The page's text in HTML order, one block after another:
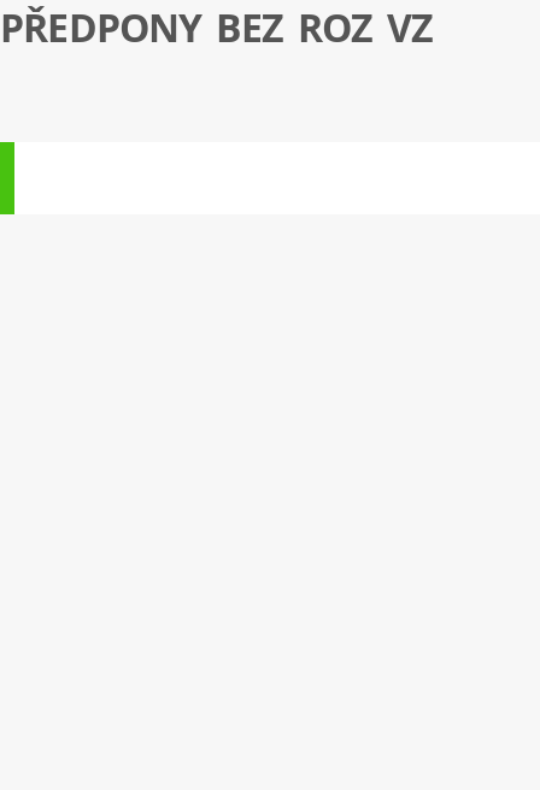
PŘEDPONY BEZ ROZ VZ